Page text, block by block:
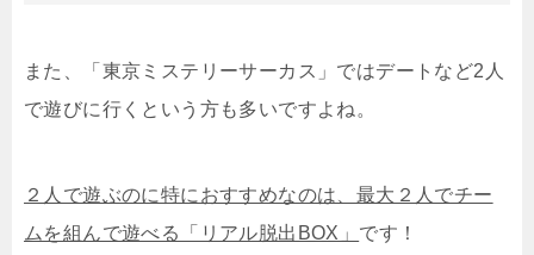
また、「東京ミステリーサーカス」ではデートなど2人
で遊びに行くという方も多いですよね。
２人で遊ぶのに特におすすめなのは、最大２人でチー
ムを組んで遊べる「リアル脱出BOX」 です！